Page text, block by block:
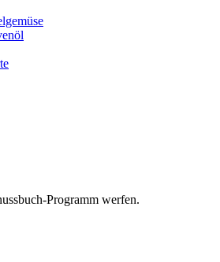
Programm werfen.